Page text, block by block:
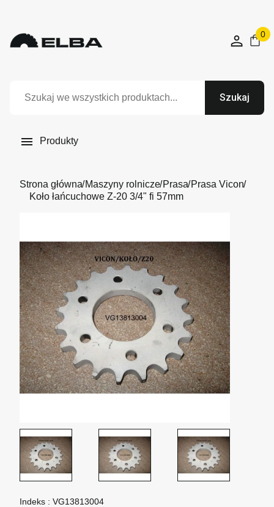
0
Szukaj
 Produkty
Strona główna Maszyny rolnicze Prasa Prasa Vicon
Koło łańcuchowe Z-20 3/4" fi 57mm
Indeks : VG13813004